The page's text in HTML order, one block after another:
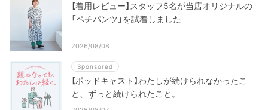
【着用レビュー】スタッフ5名が当店オリジナルの
「ペチパンツ」を試着しました
2026/08/08
Sponsored
【ポッドキャスト】わたしが続けられなかったこ
と、ずっと続けられたこと。